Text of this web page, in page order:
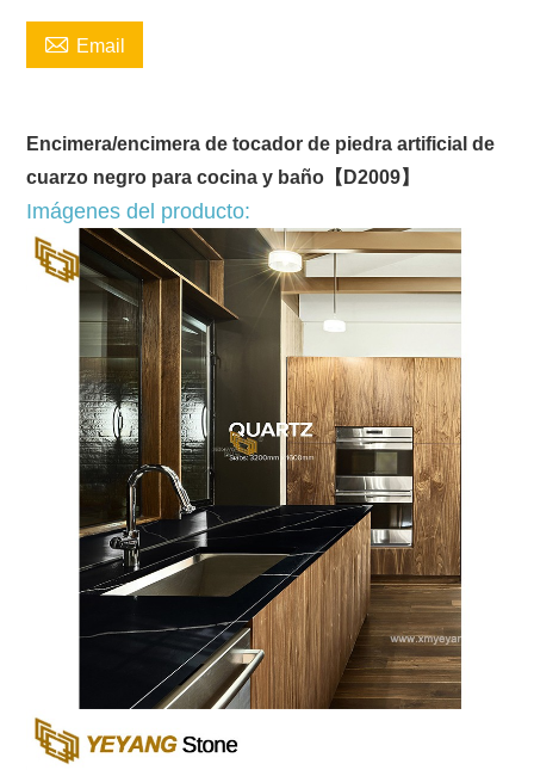
 Email
Encimera/encimera de tocador de piedra artificial de
cuarzo negro para cocina y baño【D2009】
Imágenes del producto: